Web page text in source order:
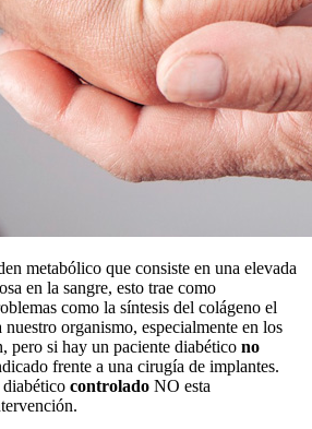
metabólico que consiste en una elevada
en la sangre, esto trae como
como la síntesis del colágeno el
organismo, especialmente en los
pero si hay un paciente diabético no
frente a una cirugía de implantes.
controlado NO esta